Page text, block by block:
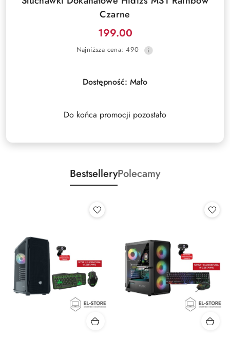
Czarne
Cena
promocyjna:
199.00
Najniższa
30
dni
Najniższa cena: 490
Dostępność: Mało
Do końca promocji pozostało
BestselleryPolecamy